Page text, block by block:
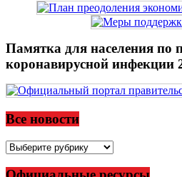
Памятка для населения по
коронавирусной инфекции
Все новости
Все